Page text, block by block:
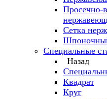
Просечно-
Сетка
Специальные
Назад
Квадрат
Круг